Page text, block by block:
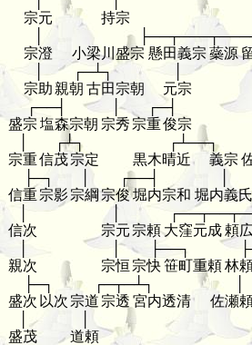
宗元
持宗
宗澄
小梁川盛宗 懸田義宗蘂源
┌─┴┐
宗助 親朝 古田宗朝 元宗
┌──┤
│ ┌─┤
盛宗塩森宗朝 宗秀 宗重俊宗
┌┴┐ ┌┴──┐
宗重信茂宗定 黒木晴近 義宗
├─┐
┌──┤
信重宗影宗綱 宗俊堀内宗和 堀内義氏
│
信次
宗元宗頼大窪元成 頼
│ ├──┐
親次
宗恒 宗快笹町重頼林
├─┐
┌─┬─┴┐
盛次 以次 宗道 宗透 宮内透清 佐瀬
盛茂
道頼